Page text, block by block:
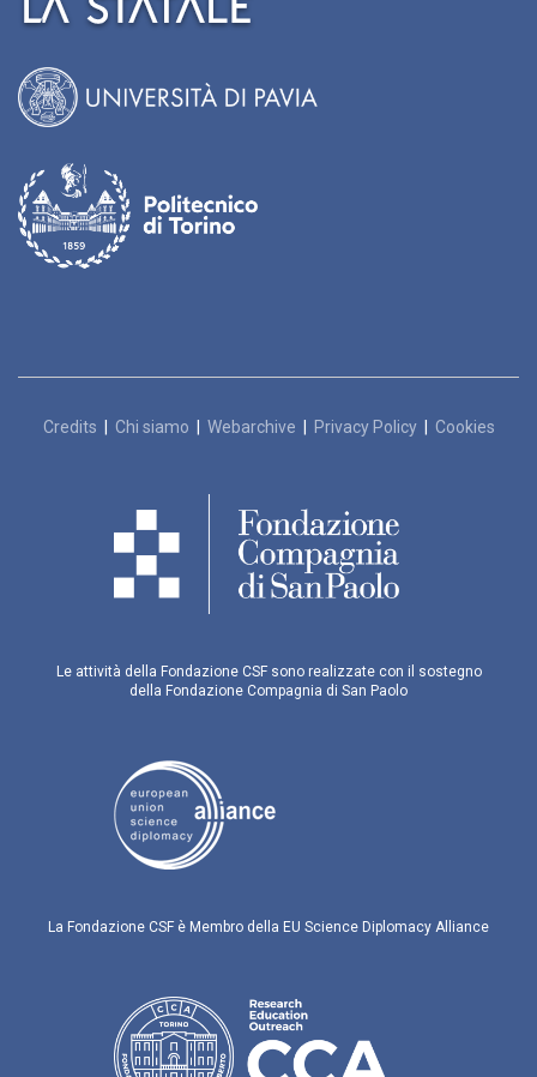
Credits Chi siamo Webarchive Privacy Policy| Cookies
Le attività della Fondazione CSF sono realizzate con il sostegno
della Fondazione Compagnia di San Paolo
La Fondazione CSF è Membro della EU Science Diplomacy Alliance